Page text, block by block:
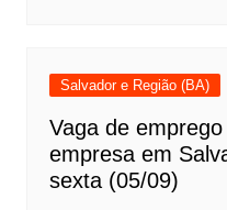
Salvador e Região (BA)
Vaga de
empresa em
sexta (05/09)